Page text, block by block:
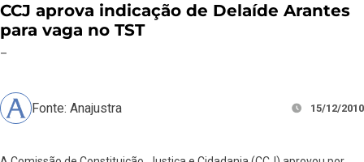
CCJ aprova indicação de Delaíde Arantes
para vaga no TST
–
Fonte: Anajustra 15/12/2010